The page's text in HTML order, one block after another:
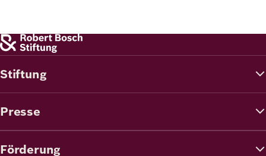
Stiftung
Presse
Förderung